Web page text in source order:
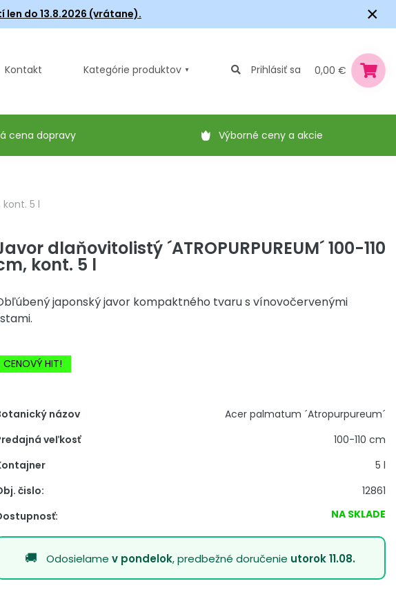
len do 13.8.2026 (vrátane). ×
Kontakt Kategórie produktov Prihlásiť sa 0,00 €
cena dopravy Výborné ceny a akcie
kont. 5 l
dlaňovitolistý ´ATROPURPUREUM´ 100-110
kont. 5 l
japonský javor kompaktného tvaru s vínovočervenými
CENOVÝ HIT!
názov
Acer palmatum ´Atropurpureum´
veľkosť
100-110 cm
5 l
čislo:
12861
NA SKLADE
Odosielamev pondelok, predbežné doručenie utorok 11.08.